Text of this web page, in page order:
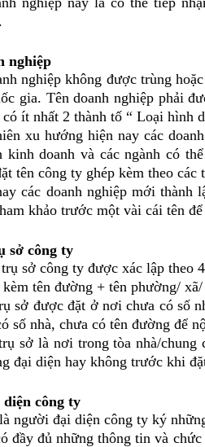
nghiệp
không được trùng hoặc
gia. Tên doanh nghiệp phải
ít nhất 2 thành tố “ Loại hình
hướng hiện nay các doanh
kinh doanh và các ngành có
tên công ty ghép kèm theo các
doanh nghiệp mới thành lập
khảo trước một vài cái tên
sở công ty
công ty được xác lập theo 4
kèm tên đường + tên phường/
được đặt ở nơi chưa có số
số nhà, chưa có tên đường để
là nơi trong tòa nhà/chung
đại diện hay không trước khi
công ty
đại diện công ty ký những
đầy đủ những thông tin và